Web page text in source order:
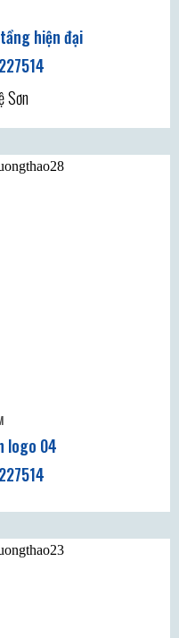
hiện đại
Sơn
logo 04